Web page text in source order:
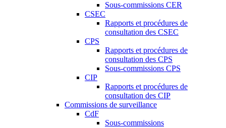
Sous-commissions CER
CSEC
Rapports et procédures de
consultation des CSEC
CPS
Rapports et procédures de
consultation des CPS
Sous-commissions CPS
CIP
Rapports et procédures de
consultation des CIP
Commissions de surveillance
CdF
Sous-commissions